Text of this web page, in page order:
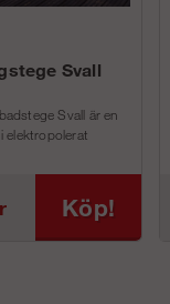
Svall
Svall är en
elektropolerat
Köp!